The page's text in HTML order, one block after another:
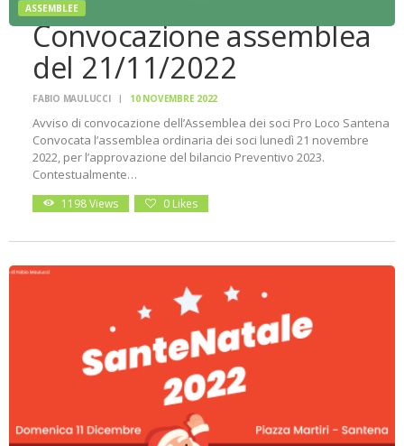
ASSEMBLEE
Convocazione assemblea
del 21/11/2022
FABIO MAULUCCI 10 NOVEMBRE 2022
Avviso di convocazione dell’Assemblea dei soci Pro Loco Santena
Convocata l’assemblea ordinaria dei soci lunedì 21 novembre
2022, per l’approvazione del bilancio Preventivo 2023.
Contestualmente…
1198Views 0 Likes